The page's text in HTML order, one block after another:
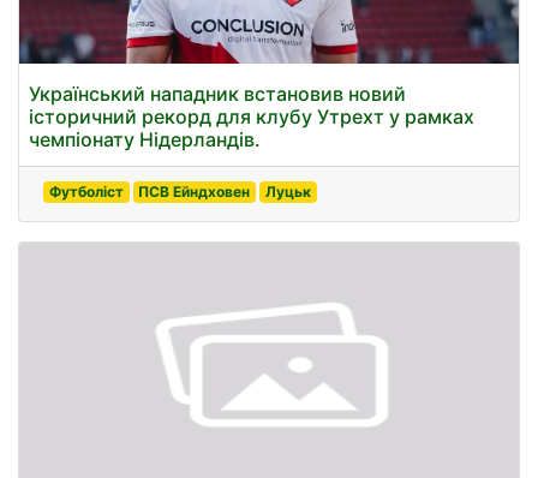
Український нападник встановив новий
історичний рекорд для клубу Утрехт у рамках
чемпіонату Нідерландів.
Футболіст ПСВ Ейндховен Луцьк